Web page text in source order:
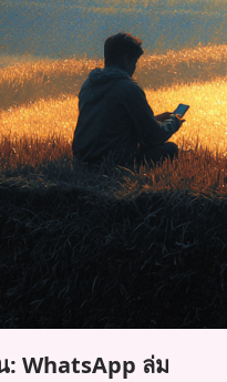
: WhatsApp ล่ม